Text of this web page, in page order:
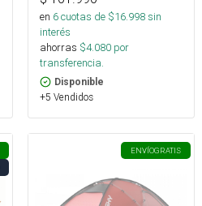
en 6cuotas de $16.998sin
interés
ahorras $4.080 por
transferencia.
Disponible
+5 Vendidos
ENVÍOGRATIS